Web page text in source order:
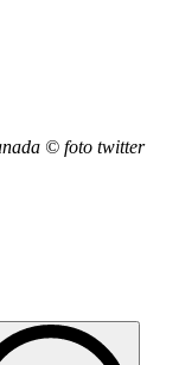
© foto twitter